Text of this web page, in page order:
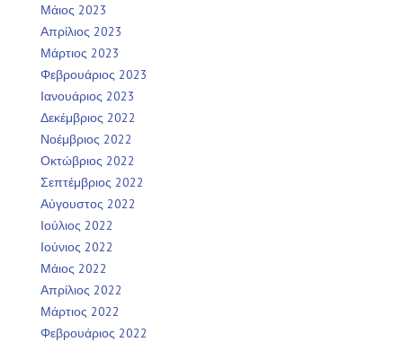
Μάιος 2023
Απρίλιος 2023
Μάρτιος 2023
Φεβρουάριος 2023
Ιανουάριος 2023
Δεκέμβριος 2022
Νοέμβριος 2022
Οκτώβριος 2022
Σεπτέμβριος 2022
Αύγουστος 2022
Ιούλιος 2022
Ιούνιος 2022
Μάιος 2022
Απρίλιος 2022
Μάρτιος 2022
Φεβρουάριος 2022